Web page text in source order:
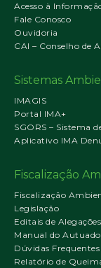
Acesso à
Fale Conosco
Ouvidoria
CAI – Conselho de
Sistemas
IMAGIS
Portal IMA+
SGORS – Sistema
Aplicativo IMA
Fiscalização
Fiscalização
Legislação
Editais de
Manual do Autuado
Dúvidas Frequentes
Relatório de